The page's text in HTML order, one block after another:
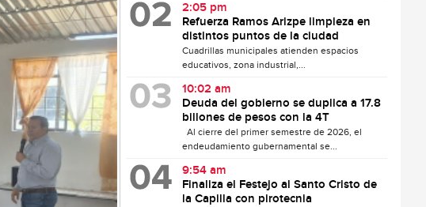
2:05 pm
Refuerza Ramos Arizpe limpieza en
distintos puntos de la ciudad
Cuadrillas municipales atienden espacios
educativos, zona industrial,...
10:02 am
Deuda del gobierno se duplica a 17.8
billones de pesos con la 4T
Al cierre del primer semestre de 2026, el
endeudamiento gubernamental se...
9:54 am
Finaliza el Festejo al Santo Cristo de
la Capilla con pirotecnia